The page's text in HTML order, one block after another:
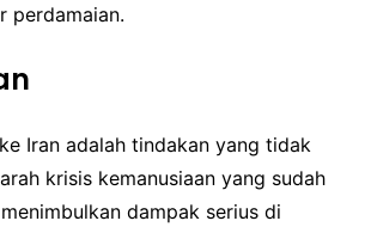
perdamaian.
Iran adalah tindakan yang tidak
krisis kemanusiaan yang sudah
dampak serius di